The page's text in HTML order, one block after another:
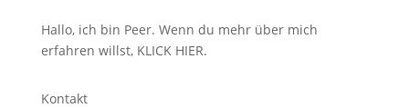
Hallo, ich bin Peer. Wenn du mehr über mich
erfahren willst, KLICK HIER.
Kontakt